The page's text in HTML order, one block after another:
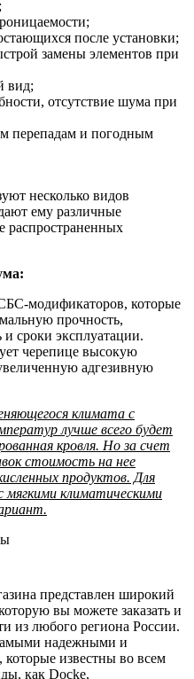
после установки;
замены элементов при
вид;
отсутствие шума при
перепадам и погодным
несколько видов
ему различные
распространенных
модификаторов, которые
прочность,
и сроки эксплуатации.
черепице высокую
адгезивную
климата с
лучше всего будет
кровля. Но за счет
стоимость на нее
продуктов. Для
мягкими климатическими
представлен широкий
вы можете заказать и
из любого региона России.
надежными и
известны во всем
как Docke,